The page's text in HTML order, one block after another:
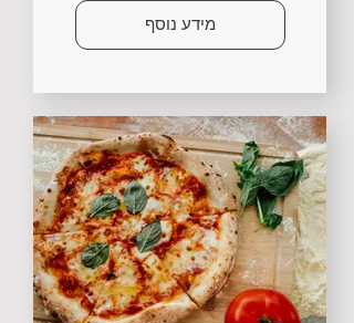
מידע נוסף